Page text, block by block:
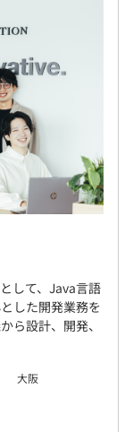
して、Java言語
した開発業務を
ら設計、開発、
大阪